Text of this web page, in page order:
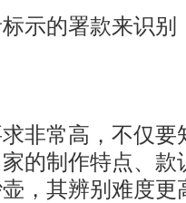
的署款来识别
常高，不仅要
的制作特点、款
，其辨别难度更